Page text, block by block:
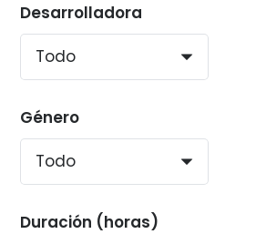
Desarrolladora
Género
Duración (horas)